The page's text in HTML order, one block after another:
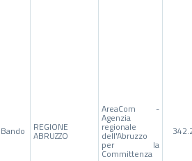
Bando REGIONE
ABRUZZO
AreaCom -
Agenzia
regionale
dell'Abruzzo
per la
Committenza